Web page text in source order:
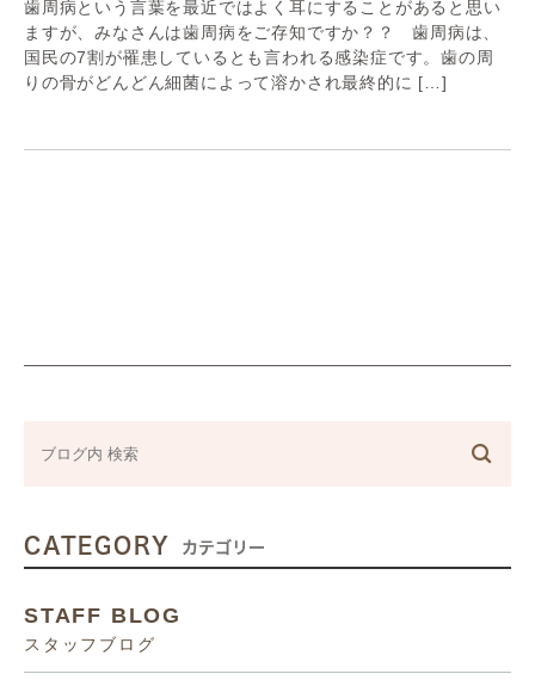
歯周病という言葉を最近ではよく耳にすることがあると思い
ますが、みなさんは歯周病をご存知ですか？？ 歯周病は、
国民の7割が罹患しているとも言われる感染症です。歯の周
りの骨がどんどん細菌によって溶かされ最終的に […]
CATEGORY カテゴリー
STAFF BLOG
スタッフブログ